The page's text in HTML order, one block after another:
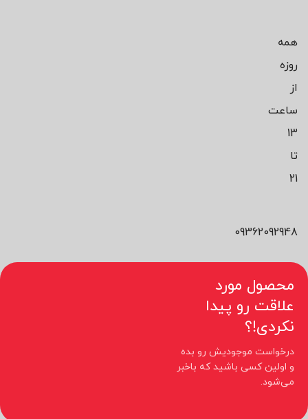
همه
روزه
از
ساعت
13
تا
21
09362092948
محصول مورد
علاقت رو پیدا
نکردی!؟
درخواست موجودیش رو بده
و اولین کسی باشید که باخبر
می‌شود.